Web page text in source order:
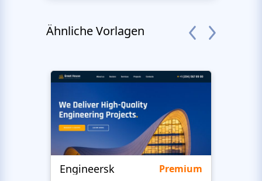
Ähnliche Vorlagen
Engineersk Premium